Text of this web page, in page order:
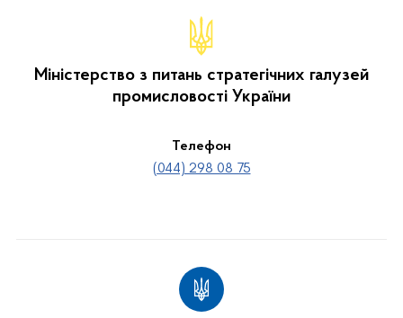
Міністерство з питань стратегічних галузей
промисловості України
Телефон
(044) 298 08 75